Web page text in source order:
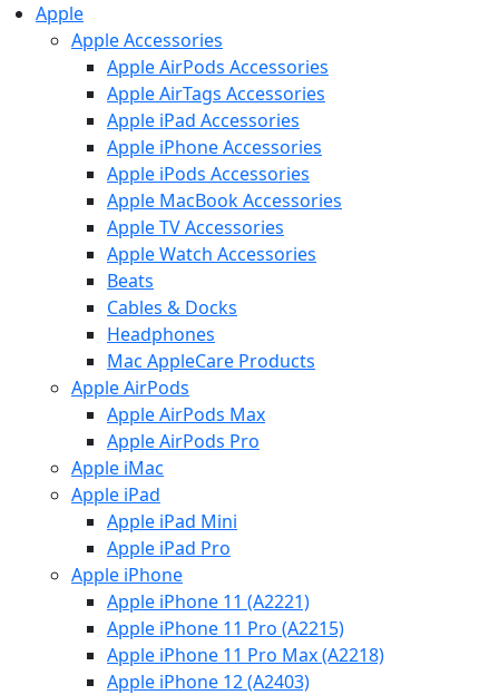
Apple
Apple Accessories
Apple AirPods Accessories
Apple AirTags Accessories
Apple iPad Accessories
Apple iPhone Accessories
Apple iPods Accessories
Apple MacBook Accessories
Apple TV Accessories
Apple Watch Accessories
Beats
Cables & Docks
Headphones
Mac AppleCare Products
Apple AirPods
Apple AirPods Max
Apple AirPods Pro
Apple iMac
Apple iPad
Apple iPad Mini
Apple iPad Pro
Apple iPhone
Apple iPhone 11 (A2221)
Apple iPhone 11 Pro (A2215)
Apple iPhone 11 Pro Max (A2218)
Apple iPhone 12 (A2403)